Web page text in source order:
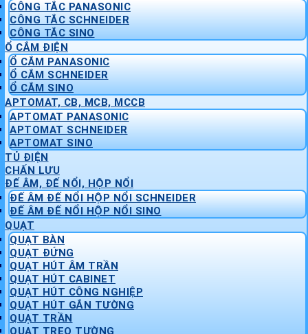
CÔNG TẮC PANASONIC
CÔNG TẮC SCHNEIDER
CÔNG TẮC SINO
Ổ CẮM ĐIỆN
Ổ CẮM PANASONIC
Ổ CẮM SCHNEIDER
Ổ CẮM SINO
APTOMAT, CB, MCB, MCCB
APTOMAT PANASONIC
APTOMAT SCHNEIDER
APTOMAT SINO
TỦ ĐIỆN
CHẤN LƯU
ĐẾ ÂM, ĐẾ NỔI, HỘP NỔI
ĐẾ ÂM ĐẾ NỔI HỘP NỔI SCHNEIDER
ĐẾ ÂM ĐẾ NỔI HỘP NỔI SINO
QUẠT
QUẠT BÀN
QUẠT ĐỨNG
QUẠT HÚT ÂM TRẦN
QUẠT HÚT CABINET
QUẠT HÚT CÔNG NGHIỆP
QUẠT HÚT GẮN TƯỜNG
QUẠT TRẦN
QUẠT TREO TƯỜNG